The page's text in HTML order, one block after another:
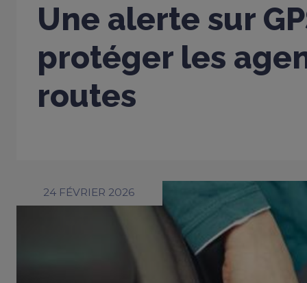
Une alerte sur
protéger les
routes
24 FÉVRIER 2026